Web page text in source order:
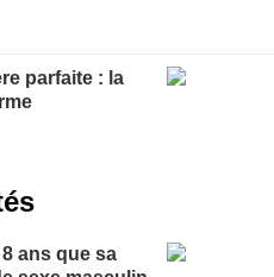
parfaite : la
ans que sa